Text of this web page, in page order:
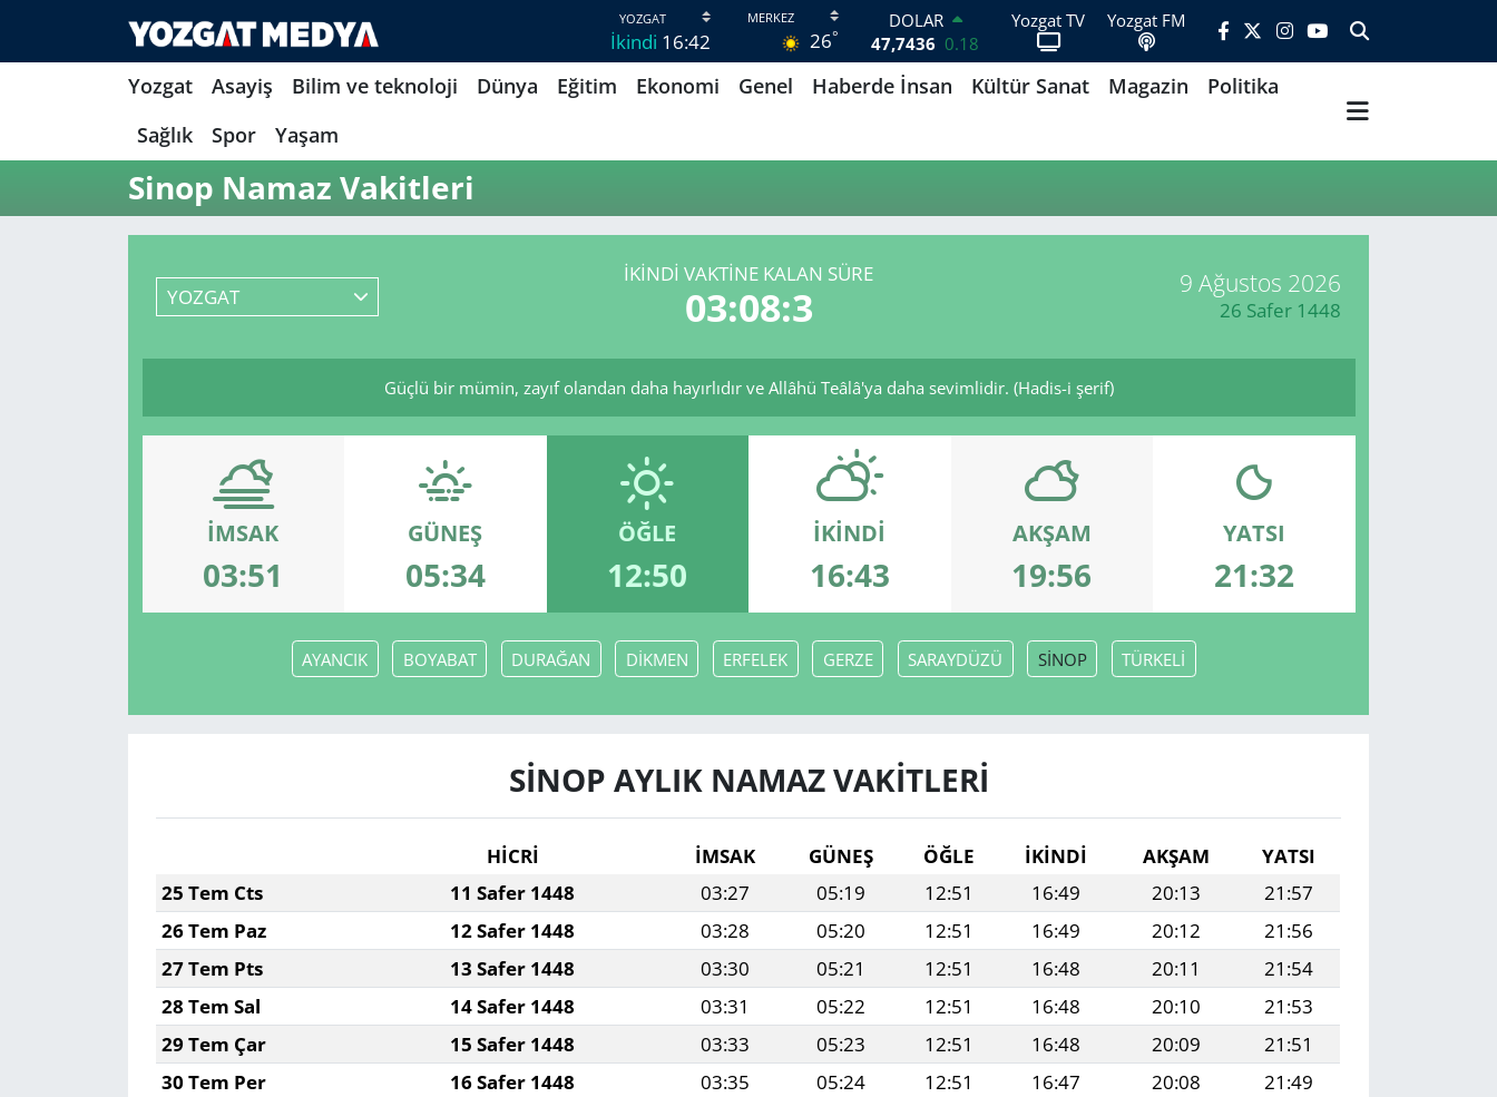
İkindi 16:42 26°
DOLAR
47,7436 0.18
EURO
55,2510 0.32
GRAM ALTIN
13.779 -14
64.840,97
Yozgat TV Yozgat FM
Yozgat Asayiş Bilim ve teknoloji Dünya Eğitim Ekonomi Genel Haberde İnsan Kültür Sanat Magazin
Politika
Sağlık
Spor Yaşam
Sinop Namaz Vakitleri
YOZGAT
İKINDI VAKTINE KALAN SÜRE
03:08:3 9 Ağustos 2026
26 Safer 1448
Güçlü bir mümin, zayıf olandan daha hayırlıdır ve Allâhü Teâlâ'ya daha sevimlidir. (Hadis-i şerif)
İMSAK
03:51
GÜNEŞ
05:34
ÖĞLE
12:50
İKINDI
16:43
AKŞAM
19:56
YATSI
21:32
AYANCIK BOYABAT DURAĞAN DİKMEN ERFELEK GERZE SARAYDÜZÜ SİNOP TÜRKELİ
SİNOP AYLIK NAMAZ VAKITLERI
HİCRİ İMSAK GÜNEŞ ÖĞLE İKINDI AKŞAM
YATSI
25 Tem Cts
11 Safer 1448 03:27 05:19 12:51 16:49 20:13
21:57
26 Tem Paz
12 Safer 1448 03:28 05:20 12:51 16:49 20:12
21:56
27 Tem Pts
13 Safer 1448 03:30 05:21 12:51 16:48 20:11
21:54
28 Tem Sal
14 Safer 1448 03:31 05:22 12:51 16:48 20:10
21:53
29 Tem Çar
15 Safer 1448 03:33 05:23 12:51 16:48 20:09
21:51
30 Tem Per
16 Safer 1448 03:35 05:24 12:51 16:47 20:08
21:49